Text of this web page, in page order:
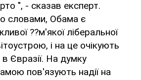
", - сказав експерт.
словами, Обама є
??м'якої ліберальної
і на це очікують
в Євразії. На думку
пов'язують надії на